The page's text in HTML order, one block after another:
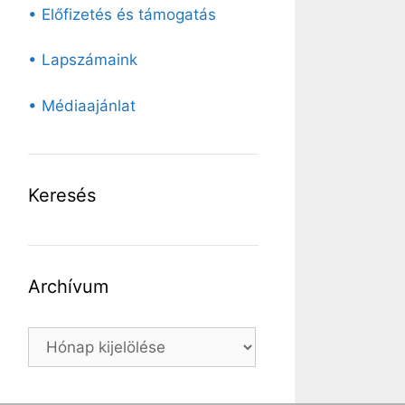
• Előfizetés és támogatás
• Lapszámaink
• Médiaajánlat
Keresés
Archívum
Archívum